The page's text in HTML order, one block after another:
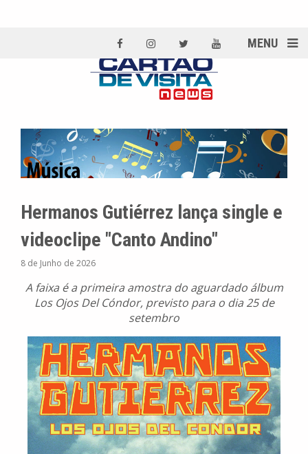
MENU
Hermanos Gutiérrez lança single e
videoclipe "Canto Andino"
8 de Junho de 2026
A faixa é a primeira amostra do aguardado álbum
Los Ojos Del Cóndor, previsto para o dia 25 de
setembro